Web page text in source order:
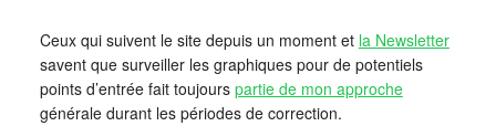
Ceux qui suivent le site depuis un moment et la Newsletter
savent que surveiller les graphiques pour de potentiels
points d’entrée fait toujours partie de mon approche
générale durant les périodes de correction.